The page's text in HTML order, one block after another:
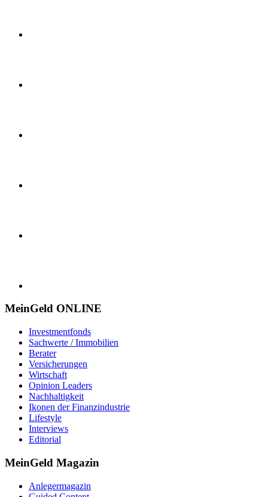
MeinGeld ONLINE
Investmentfonds
Sachwerte / Immobilien
Berater
Versicherungen
Wirtschaft
Opinion Leaders
Nachhaltigkeit
Ikonen der Finanzindustrie
Lifestyle
Interviews
Editorial
MeinGeld Magazin
Anlegermagazin